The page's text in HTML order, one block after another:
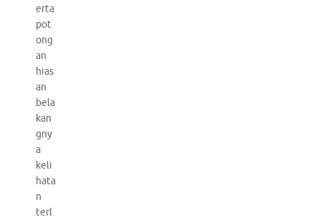
erta
pot
ong
an
hias
an
bela
kan
gny
a
keli
hata
n
terl